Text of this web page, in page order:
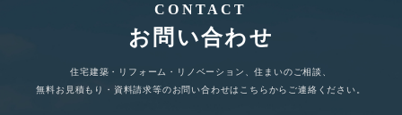
CONTACT
お問い合わせ
住宅建築・リフォーム・リノベーション、住まいのご相談、
無料お見積もり・資料請求等のお問い合わせはこちらからご連絡ください。